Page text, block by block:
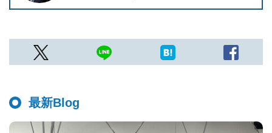
最新Blog